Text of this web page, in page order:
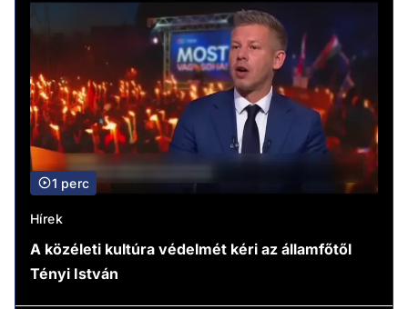
1 perc
Hírek
A közéleti kultúra védelmét kéri az államfőtől
Tényi István